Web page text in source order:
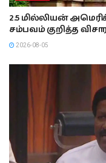
2.5 மில்லியன்
சம்பவம் குறித்த
2026-08-05